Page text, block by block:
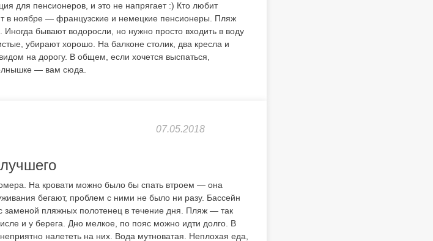
для пенсионеров, и это не напрягает :) Кто любит
в ноябре — французские и немецкие пенсионеры. Пляж
бывают водоросли, но нужно просто входить в воду
убирают хорошо. На балконе столик, два кресла и
на дорогу. В общем, если хочется выспаться,
— вам сюда.
07.05.2018
На кровати можно было бы спать втроем — она
бегают, проблем с ними не было ни разу. Бассейн
пляжных полотенец в течение дня. Пляж — так
и у берега. Дно мелкое, по пояс можно идти долго. В
налететь на них. Вода мутноватая. Неплохая еда,